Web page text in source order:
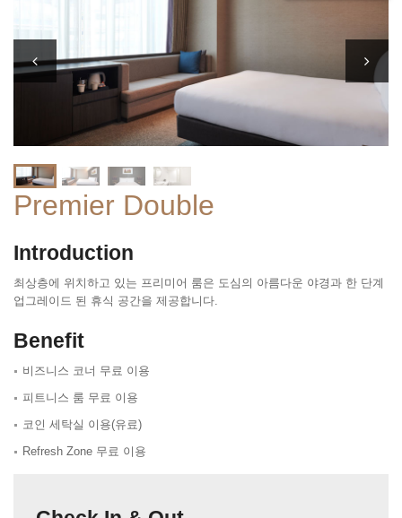
Premier Double
Introduction
최상층에 위치하고 있는 프리미어 룸은 도심의 아름다운 야경과 한 단계
업그레이드 된 휴식 공간을 제공합니다.
Benefit
비즈니스 코너 무료 이용
피트니스 룸 무료 이용
코인 세탁실 이용(유료)
Refresh Zone 무료 이용